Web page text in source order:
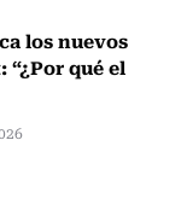
los nuevos
qué el